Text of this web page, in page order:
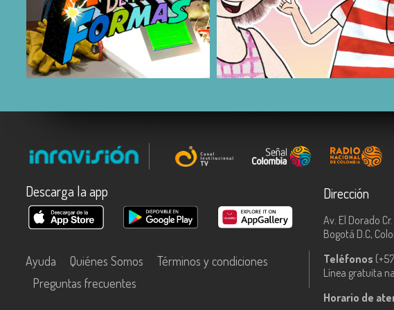
COMPARTIR COMPARTIR
Descarga la app
Ayuda Quiénes Somos
Términos y condiciones
Preguntas frecuentes
Dirección
Av. El Dorado
Bogotá D.C,
Teléfonos
Línea gratuita
Horario de